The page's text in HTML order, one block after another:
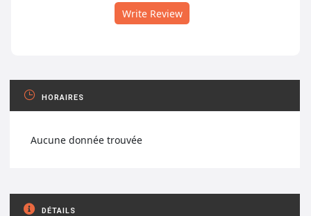
Write Review
HORAIRES
Aucune donnée trouvée
DÉTAILS